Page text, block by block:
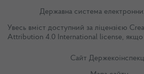
Державна система
Увесь вміст доступний за ліцензією
Attribution 4.0 International license, якщо
Сайт